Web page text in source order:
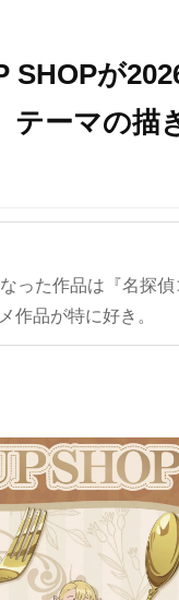
SHOPが
テーマの描
った作品は『名探偵
作品が特に好き。